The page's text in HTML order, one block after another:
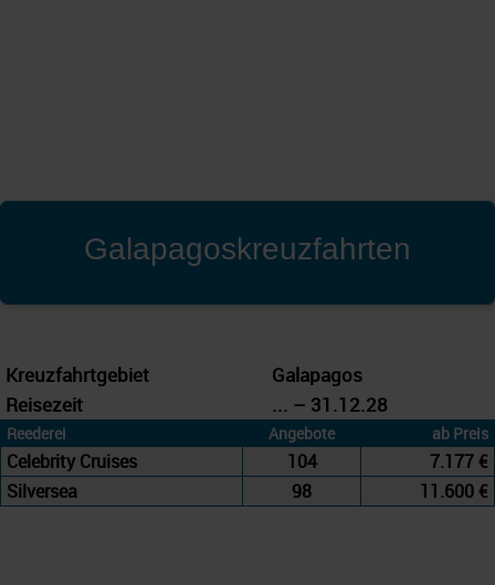
Galapagoskreuzfahrten
'
Kreuzfahrtgebiet
Galapagos
Reisezeit
... – 31.12.28
Reederei Angebote ab Preis
Celebrity Cruises 104
7.177 €
Silversea
98 11.600 €